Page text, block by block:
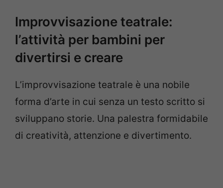
Improvvisazione teatrale:
l’attività per bambini per
divertirsi e creare
L’improvvisazione teatrale è una nobile
forma d’arte in cui senza un testo scritto si
sviluppano storie. Una palestra formidabile
di creatività, attenzione e divertimento.